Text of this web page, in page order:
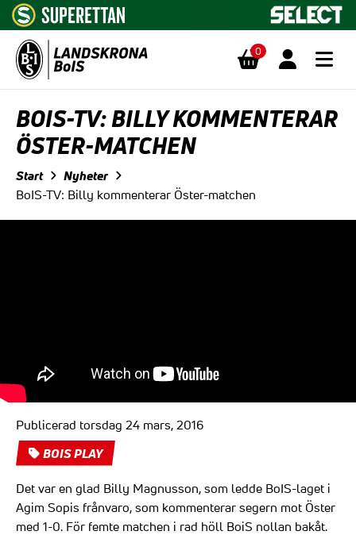
0
BOIS-TV: BILLY KOMMENTERAR
ÖSTER-MATCHEN
Start Nyheter
BoIS-TV: Billy kommenterar Öster-matchen
Publicerad torsdag 24 mars, 2016
BOIS PLAY
Det var en glad Billy Magnusson, som ledde BoIS-laget i
Agim Sopis frånvaro, som kommenterar segern mot Öster
med 1-0. För femte matchen i rad höll BoiS nollan bakåt.